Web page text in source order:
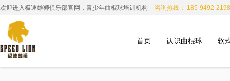
欢迎进入极速雄狮俱乐部官网，青少年曲棍球培训机构 咨询热线： 185-9492-2198
首页 认识曲棍球 软